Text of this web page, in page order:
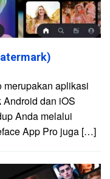
merupakan aplikasi
dan iOS
Anda melalui
App Pro juga […]